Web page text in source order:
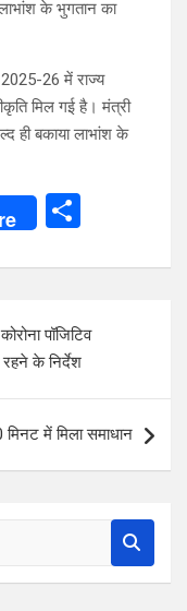
के भुगतान का
2025-26 में राज्य
मिल गई है। मंत्री
ही बकाया लाभांश के
ar
पॉजिटिव
रहने के निर्देश
मिनट में मिला समाधान